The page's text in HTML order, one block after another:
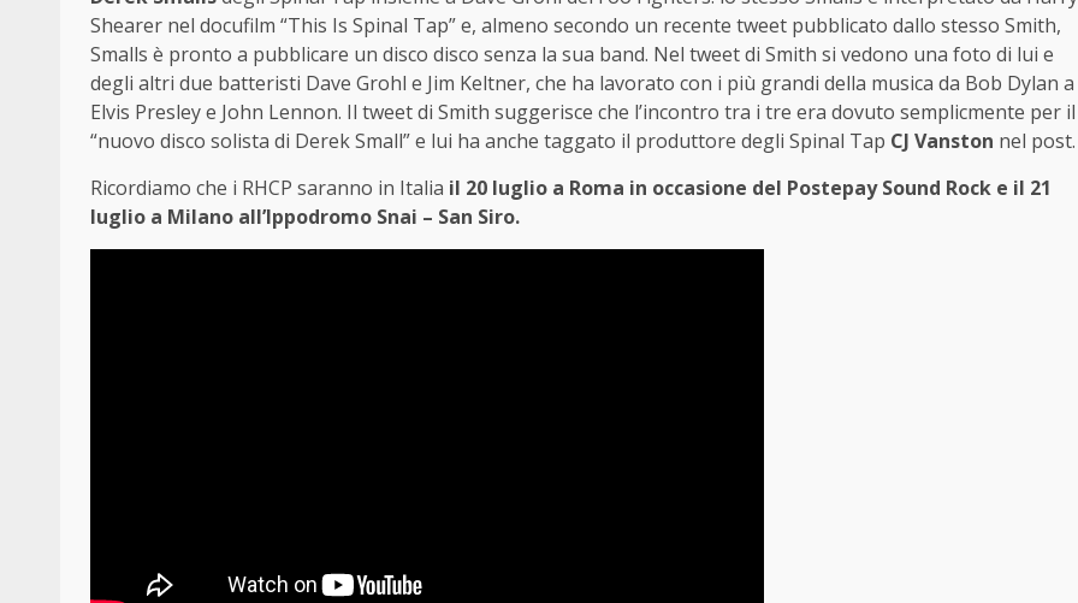
Shearer nel docufilm “This Is Spinal Tap” e, almeno secondo un recente tweet pubblicato dallo stesso Smith,
Smalls è pronto a pubblicare un disco disco senza la sua band. Nel tweet di Smith si vedono una foto di lui e
degli altri due batteristi Dave Grohl e Jim Keltner, che ha lavorato con i più grandi della musica da Bob Dylan a
Elvis Presley e John Lennon. Il tweet di Smith suggerisce che l’incontro tra i tre era dovuto semplicmente per il
“nuovo disco solista di Derek Small” e lui ha anche taggato il produttore degli Spinal Tap CJ Vanston nel post.
Ricordiamo che i RHCP saranno in Italia il 20 luglio a Roma in occasione del Postepay Sound Rock e il 21
luglio a Milano all’Ippodromo Snai – San Siro.